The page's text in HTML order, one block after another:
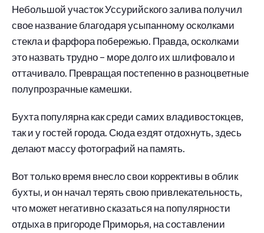
Небольшой участок Уссурийского залива получил
свое название благодаря усыпанному осколками
стекла и фарфора побережью. Правда, осколками
это назвать трудно – море долго их шлифовало и
оттачивало. Превращая постепенно в разноцветные
полупрозрачные камешки.
Бухта популярна как среди самих владивостокцев,
так и у гостей города. Сюда ездят отдохнуть, здесь
делают массу фотографий на память.
Вот только время внесло свои коррективы в облик
бухты, и он начал терять свою привлекательность,
что может негативно сказаться на популярности
отдыха в пригороде Приморья, на составлении